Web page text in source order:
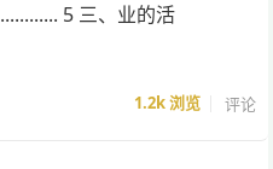
5 三、业的活
1.2k浏览 评论